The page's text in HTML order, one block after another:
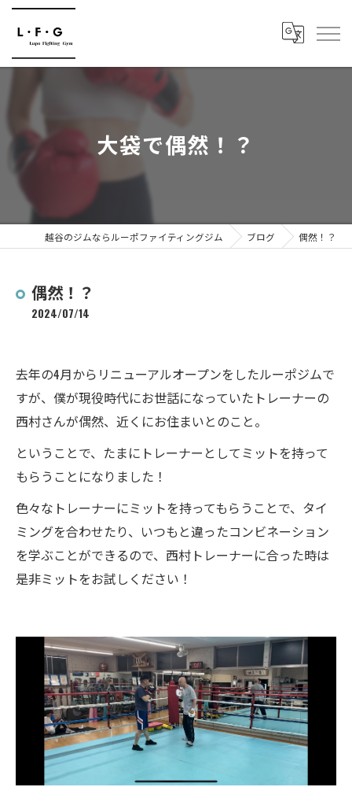
大袋で偶然！？
越谷のジムならルーポファイティングジム ブログ 偶然！？
偶然！？
2024/07/14
去年の4月からリニューアルオープンをしたルーポジムで
すが、僕が現役時代にお世話になっていたトレーナーの
西村さんが偶然、近くにお住まいとのこと。
ということで、たまにトレーナーとしてミットを持って
もらうことになりました！
色々なトレーナーにミットを持ってもらうことで、タイ
ミングを合わせたり、いつもと違ったコンビネーション
を学ぶことができるので、西村トレーナーに合った時は
是非ミットをお試しください！